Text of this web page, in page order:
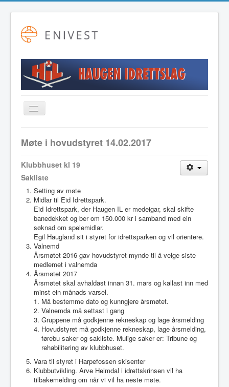
Toggle
Navigation
Fotball
Langrenn
Hovudstyret
Idrettslaget
Klubblokaler
Medlemsskap
Minnefond
Møte i hovudstyret 14.02.2017
Klubbhuset kl 19
Sakliste
Setting av møte
Midlar til Eid Idrettspark.
Eid Idrettspark, der Haugen IL er medeigar, skal skifte
banedekket og ber om 150.000 kr i samband med ein
søknad om spelemidlar.
Egil Haugland sit i styret for idrettsparken og vil orientere.
Valnemd
Årsmøtet 2016 gav hovudstyret mynde til å velge siste
medlemet i valnemda
Årsmøtet 2017
Årsmøtet skal avhaldast innan 31. mars og kallast inn med
minst ein månads varsel.
Må bestemme dato og kunngjere årsmøtet.
Valnemda må settast i gang
Gruppene må godkjenne rekneskap og lage årsmelding
Hovudstyret må godkjenne rekneskap, lage årsmelding,
førebu saker og sakliste. Mulige saker er: Tribune og
rehabilitering av klubbhuset.
Vara til styret i Harpefossen skisenter
Klubbutvikling. Arve Heimdal i idrettskrinsen vil ha
tilbakemelding om når vi vil ha neste møte.